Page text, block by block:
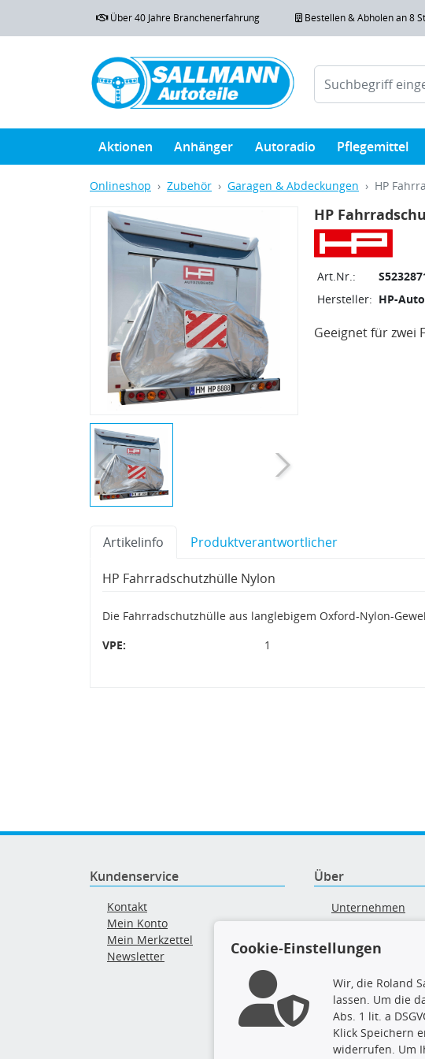
Über 40 Jahre Branchenerfahrung Bestellen & Abholen an 8
Aktionen Anhänger Autoradio Pflegemittel
Onlineshop Zubehör Garagen & Abdeckungen HP
HP
Art.Nr.:
Hersteller: HP-
Geeignet für zwei
Artikelinfo Produktverantwortlicher
HP Fahrradschutzhülle Nylon
Die Fahrradschutzhülle aus langlebigem Oxford-Nylon-
VPE:
1
Kundenservice
Kontakt
Mein Konto
Mein Merkzettel
Newsletter
Über
Unternehmen
AGB
Versand & Zahlung
Altgeräte-/
Cookie-Einstellungen
Wir, die Roland
lassen. Um die
Abs. 1 lit. a
Klick Speichern
widerrufen. Um